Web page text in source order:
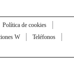
Política de cookies
W
Teléfonos